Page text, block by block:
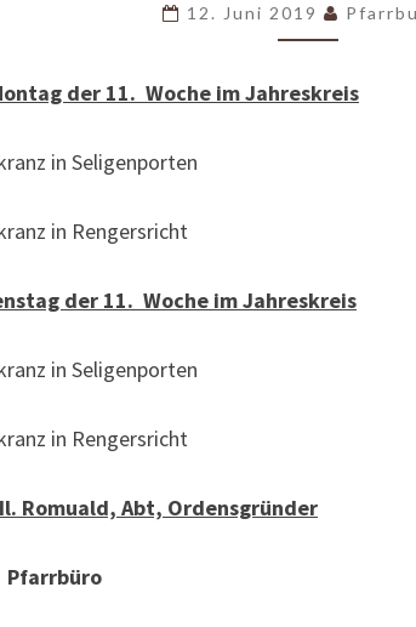
BIS
JUNI
12. Juni 2019
der 11. Woche im Jahreskreis
in Seligenporten
in Rengersricht
der 11. Woche im Jahreskreis
in Seligenporten
in Rengersricht
Romuald, Abt, Ordensgründer
Pfarrbüro